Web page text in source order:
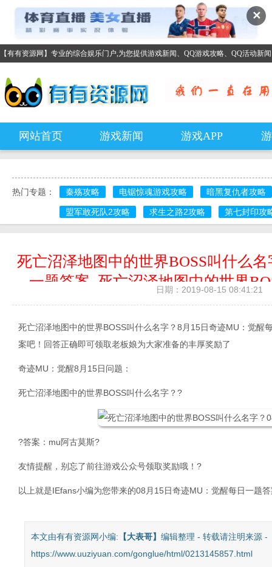
✕
【有有资源网】专业的综合娱乐门户,为您提供游戏新闻、QQ游戏攻略、QQ活动新
网站首页 游戏新闻 游戏APP
热门专题： 秦殇攻略 电锯惊魂游戏攻略 暗黑复仇者攻略
盟军敢死队2攻略 求生之路2攻略 第七封印攻
死亡沼泽地图中的世界BOSS叫什么
一题答案_死亡沼泽地图中的世界
日期：2019-08-15 08:41:21
死亡沼泽地图中的世界BOSS叫什么名字？8月15日奇迹MU：觉醒
案吧！回答正确即可领取老板娘为大家准备的丰厚奖励了
奇迹MU：觉醒8月15日问题：
死亡沼泽地图中的世界BOSS叫什么名字？?
?答案：mu阿古莫斯?
友情提醒，别忘了前往游戏公众号领取奖励哦！?
以上就是IEfans小编为您带来的08月15日奇迹MU：觉醒每日一题
本文由有有资源网小编: 【大表哥】 编辑整理 - 转载请注明来源 -
https://www.uuziyuan.com/gonglue/html/0213145857.html